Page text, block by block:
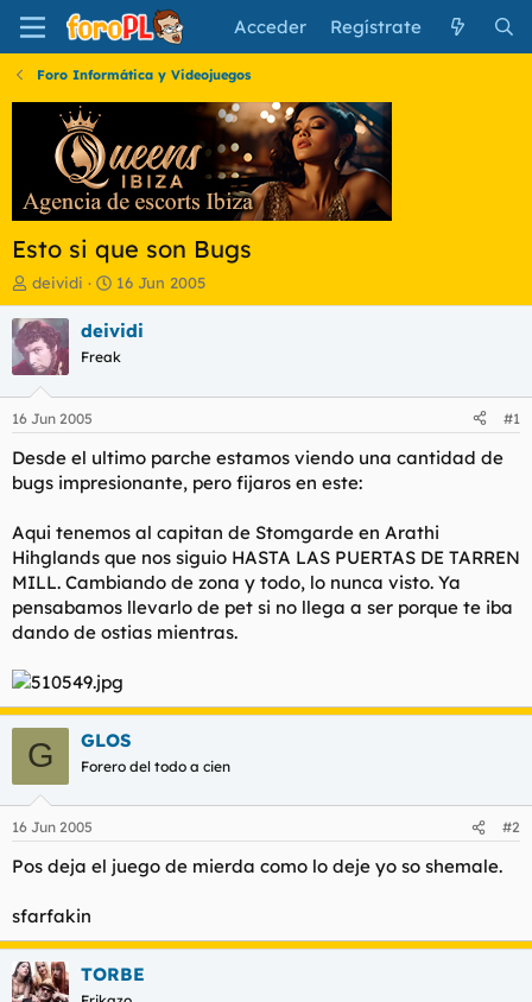
Acceder Regístrate
Foro Informática y Videojuegos
Esto si que son Bugs
I
n
i
c
i
a
d
o
r
e
t
e
m
a
deividi
F
e
c
a
i
n
i
c
o
16 Jun 2005
deividi
Freak
16 Jun 2005 #1
Desde el ultimo parche estamos viendo una cantidad de
bugs impresionante, pero fijaros en este:
Aqui tenemos al capitan de Stomgarde en Arathi
Hihglands que nos siguio HASTA LAS PUERTAS DE TARREN
MILL. Cambiando de zona y todo, lo nunca visto. Ya
pensabamos llevarlo de pet si no llega a ser porque te iba
dando de ostias mientras.
G GLOS
Forero del todo a cien
16 Jun 2005 #2
Pos deja el juego de mierda como lo deje yo so shemale.
sfarfakin
TORBE